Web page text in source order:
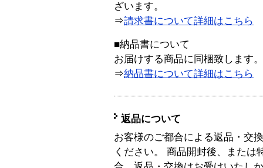
ざいます。
⇒請求書について詳細はこちら
■納品書について
お届けする商品に同梱致します。
⇒納品書について詳細はこちら
返品について
お客様のご都合による返品・交
ください。 商品開封後、または